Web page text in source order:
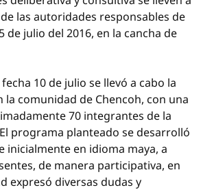
las autoridades responsables de
de julio del 2016, en la cancha de
10 de julio se llevó a cabo la
la comunidad de Chencoh, con una
70 integrantes de la
programa planteado se desarrolló
inicialmente en idioma maya, a
de manera participativa, en
expresó diversas dudas y